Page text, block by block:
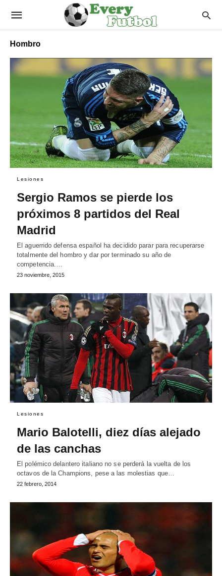
Hombro
Lesiones
Sergio Ramos se pierde los
próximos 8 partidos del Real
Madrid
El aguerrido defensa español ha decidido parar para recuperarse
totalmente del hombro y dar por terminado su año de
competencia.…
23 noviembre, 2015
Lesiones
Mario Balotelli, diez días alejado
de las canchas
El polémico delantero italiano no se perderá la vuelta de los
octavos de la Champions, pese a las molestias que…
22 febrero, 2014